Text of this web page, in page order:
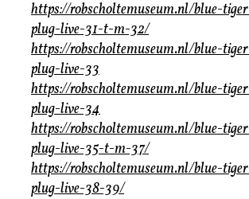
https://robscholtemuseum.nl/blue-
plug-live-31-t-m-32/
https://robscholtemuseum.nl/blue-
plug-live-33
https://robscholtemuseum.nl/blue-
plug-live-34
https://robscholtemuseum.nl/blue-
plug-live-35-t-m-37/
https://robscholtemuseum.nl/blue-
plug-live-38-39/